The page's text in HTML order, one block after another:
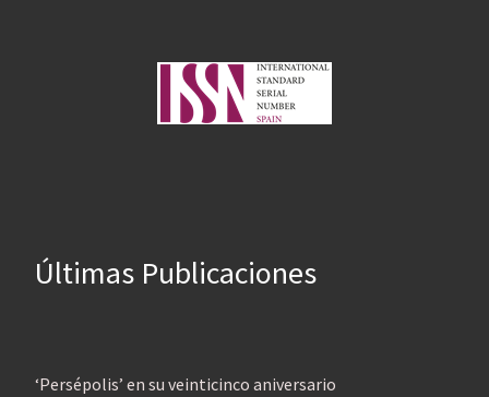
Últimas Publicaciones
‘Persépolis’ en su veinticinco aniversario